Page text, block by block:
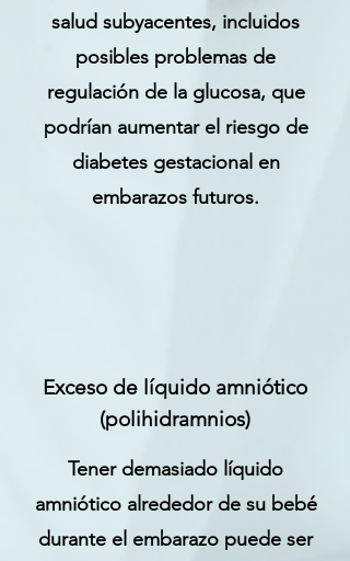
salud subyacentes, incluidos
posibles problemas de
regulación de la glucosa, que
podrían aumentar el riesgo de
diabetes gestacional en
embarazos futuros.
Exceso de líquido amniótico
(polihidramnios)
Tener demasiado líquido
amniótico alrededor de su bebé
durante el embarazo puede ser